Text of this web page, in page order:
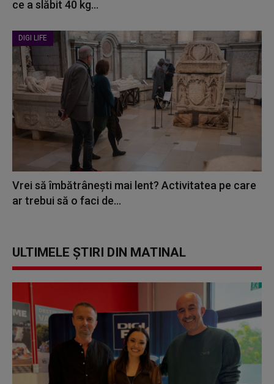
ce a slăbit 40 kg...
DIGI LIFE
Vrei să îmbătrânești mai lent? Activitatea pe care
ar trebui să o faci de...
ULTIMELE ȘTIRI DIN MATINAL